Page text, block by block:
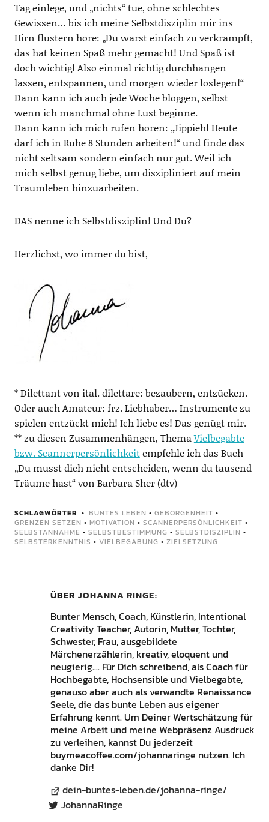
Tag einlege, und „nichts“ tue, ohne schlechtes
Gewissen… bis ich meine Selbstdisziplin mir ins
Hirn flüstern höre: „Du warst einfach zu verkrampft,
das hat keinen Spaß mehr gemacht! Und Spaß ist
doch wichtig! Also einmal richtig durchhängen
lassen, entspannen, und morgen wieder loslegen!“
Dann kann ich auch jede Woche bloggen, selbst
wenn ich manchmal ohne Lust beginne.
Dann kann ich mich rufen hören: „Jippieh! Heute
darf ich in Ruhe 8 Stunden arbeiten!“ und finde das
nicht seltsam sondern einfach nur gut. Weil ich
mich selbst genug liebe, um diszipliniert auf mein
Traumleben hinzuarbeiten.
DAS nenne ich Selbstdisziplin! Und Du?
Herzlichst, wo immer du bist,
* Dilettant von ital. dilettare: bezaubern, entzücken.
Oder auch Amateur: frz. Liebhaber… Instrumente zu
spielen entzückt mich! Ich liebe es! Das genügt mir.
** zu diesen Zusammenhängen, ThemaVielbegabte
bzw. Scannerpersönlichkeitempfehle ich das Buch
„Du musst dich nicht entscheiden, wenn du tausend
Träume hast“ von Barbara Sher (dtv)
SCHLAGWÖRTER BUNTES LEBEN • GEBORGENHEIT •
GRENZEN SETZEN • MOTIVATION • SCANNERPERSÖNLICHKEIT •
SELBSTANNAHME • SELBSTBESTIMMUNG • SELBSTDISZIPLIN •
SELBSTERKENNTNIS • VIELBEGABUNG • ZIELSETZUNG
ÜBER JOHANNA RINGE
Bunter Mensch, Coach, Künstlerin, Intentional
Creativity Teacher, Autorin, Mutter, Tochter,
Schwester, Frau, ausgebildete
Märchenerzählerin, kreativ, eloquent und
neugierig.... Für Dich schreibend, als Coach für
Hochbegabte, Hochsensible und Vielbegabte,
genauso aber auch als verwandte Renaissance
Seele, die das bunte Leben aus eigener
Erfahrung kennt. Um Deiner Wertschätzung für
meine Arbeit und meine Webpräsenz Ausdruck
zu verleihen, kannst Du jederzeit
buymeacoffee.com/johannaringe nutzen. Ich
danke Dir!
dein-buntes-leben.de/johanna-ringe/
JohannaRinge